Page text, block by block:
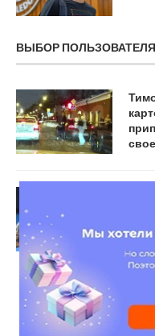
ВЫБОР ПОЛЬЗОВАТЕЛЯ
в